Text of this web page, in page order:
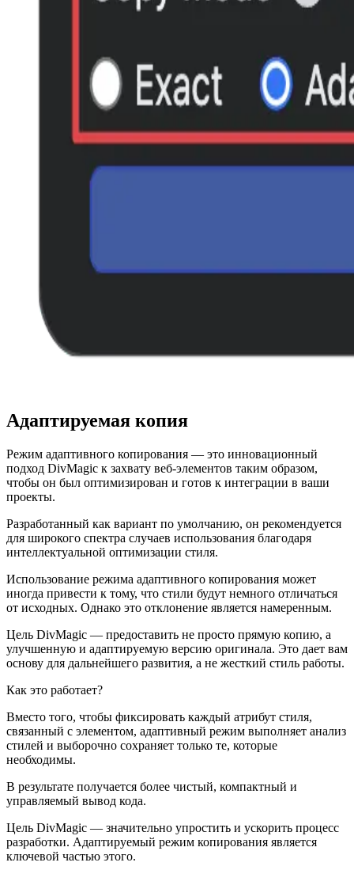
Адаптируемая копия
Режим адаптивного копирования — это инновационный
подход DivMagic к захвату веб-элементов таким образом,
чтобы он был оптимизирован и готов к интеграции в ваши
проекты.
Разработанный как вариант по умолчанию, он рекомендуется
для широкого спектра случаев использования благодаря
интеллектуальной оптимизации стиля.
Использование режима адаптивного копирования может
иногда привести к тому, что стили будут немного отличаться
от исходных. Однако это отклонение является намеренным.
Цель DivMagic — предоставить не просто прямую копию, а
улучшенную и адаптируемую версию оригинала. Это дает вам
основу для дальнейшего развития, а не жесткий стиль работы.
Как это работает?
Вместо того, чтобы фиксировать каждый атрибут стиля,
связанный с элементом, адаптивный режим выполняет анализ
стилей и выборочно сохраняет только те, которые
необходимы.
В результате получается более чистый, компактный и
управляемый вывод кода.
Цель DivMagic — значительно упростить и ускорить процесс
разработки. Адаптируемый режим копирования является
ключевой частью этого.